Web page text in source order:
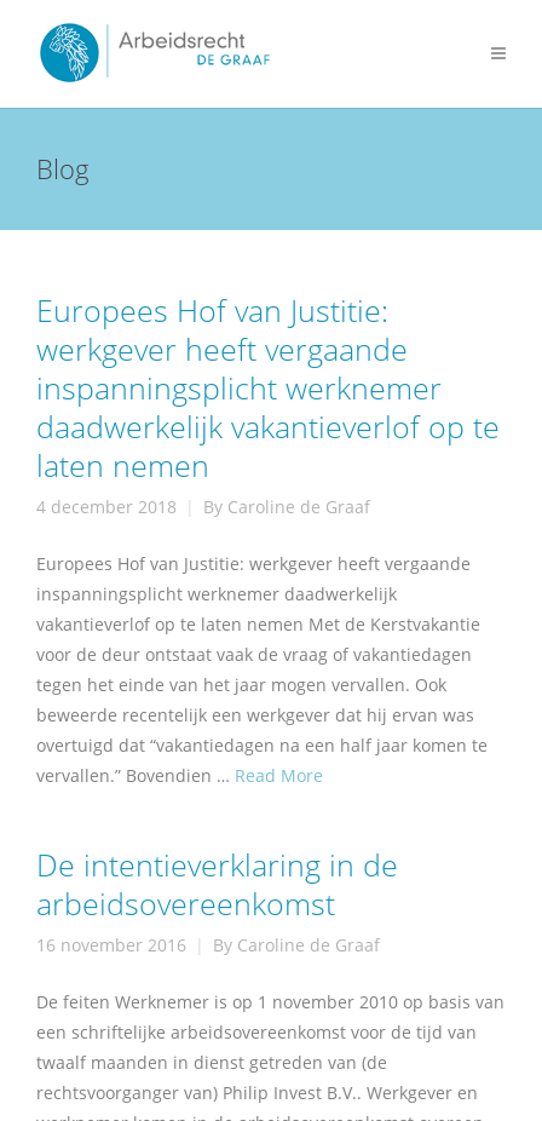
Blog
Europees Hof van Justitie:
werkgever heeft vergaande
inspanningsplicht werknemer
daadwerkelijk vakantieverlof op te
laten nemen
4 december 2018 By Caroline de Graaf
Europees Hof van Justitie: werkgever heeft vergaande
inspanningsplicht werknemer daadwerkelijk
vakantieverlof op te laten nemen Met de Kerstvakantie
voor de deur ontstaat vaak de vraag of vakantiedagen
tegen het einde van het jaar mogen vervallen. Ook
beweerde recentelijk een werkgever dat hij ervan was
overtuigd dat “vakantiedagen na een half jaar komen te
vervallen.” Bovendien … Read More
De intentieverklaring in de
arbeidsovereenkomst
16 november 2016 By Caroline de Graaf
De feiten Werknemer is op 1 november 2010 op basis van
een schriftelijke arbeidsovereenkomst voor de tijd van
twaalf maanden in dienst getreden van (de
rechtsvoorganger van) Philip Invest B.V.. Werkgever en